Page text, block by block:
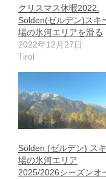
クリスマス休暇2022:
Sölden(ゼルデン)スキ
場の氷河エリアを滑る
2022年12月27日
Tirol
Sölden (ゼルデン) ス
場の氷河エリア
2025/2026シーズンオ